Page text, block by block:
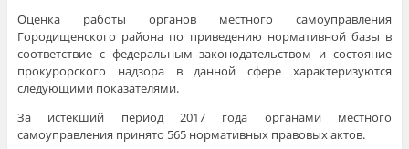
Оценка работы органов местного самоуправления
Городищенского района по приведению нормативной базы в
соответствие с федеральным законодательством и состояние
прокурорского надзора в данной сфере характеризуются
следующими показателями.
За истекший период 2017 года органами местного
самоуправления принято 565 нормативных правовых актов.